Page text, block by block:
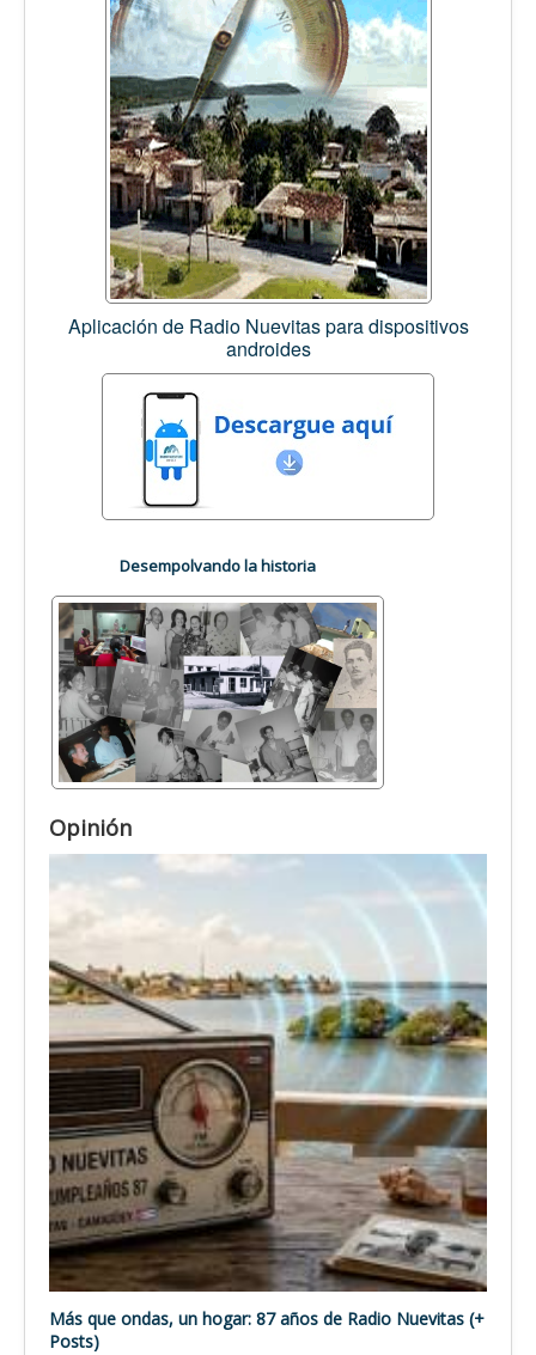
Aplicación de Radio Nuevitas para dispositivos
androides
Desempolvando la historia
Opinión
Más que ondas, un hogar: 87 años de Radio Nuevitas (+
Posts)